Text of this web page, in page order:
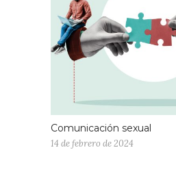
Comunicación sexual
14 de febrero de 2024